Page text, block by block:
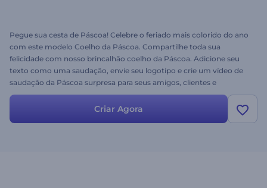
Pegue sua cesta de Páscoa! Celebre o feriado mais colorido do ano
com este modelo Coelho da Páscoa. Compartilhe toda sua
felicidade com nosso brincalhão coelho da Páscoa. Adicione seu
texto como uma saudação, envie seu logotipo e crie um vídeo de
saudação da Páscoa surpresa para seus amigos, clientes e
familiares. Este modelo é perfeito para anúncios comerciais, cartão
de Páscoa dinânimcos, saudações de feriados e muito mais. Deseje
uma Feliz Páscoa para todas as pessoas que você ama!
Criar Agora